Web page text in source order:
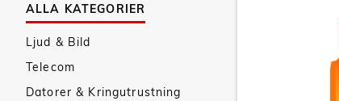
ALLA KATEGORIER
Ljud & Bild
Telecom
Datorer & Kringutrustning